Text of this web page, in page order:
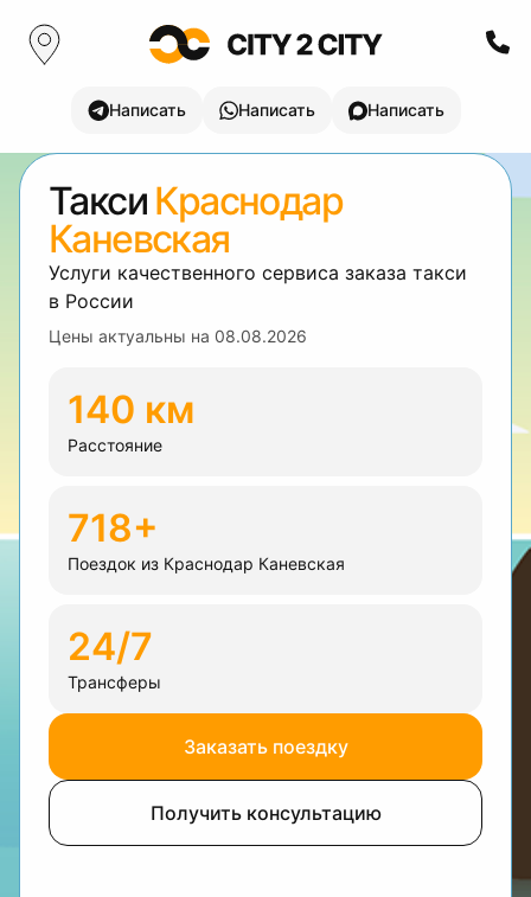
Написать Написать Написать
Такси Краснодар
Каневская
Услуги качественного сервиса заказа такси
в России
Цены актуальны на 08.08.2026
140 км
Расстояние
718+
Поездок из Краснодар Каневская
24/7
Трансферы
Заказать поездку
Получить консультацию